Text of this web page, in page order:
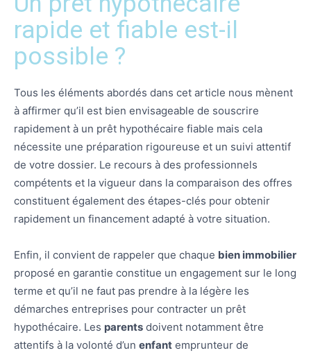
rapide et fiable est-il
possible ?
Tous les éléments abordés dans cet article nous mènent
à affirmer qu’il est bien envisageable de souscrire
rapidement à un prêt hypothécaire fiable mais cela
nécessite une préparation rigoureuse et un suivi attentif
de votre dossier. Le recours à des professionnels
compétents et la vigueur dans la comparaison des offres
constituent également des étapes-clés pour obtenir
rapidement un financement adapté à votre situation.
Enfin, il convient de rappeler que chaque bien immobilier
proposé en garantie constitue un engagement sur le long
terme et qu’il ne faut pas prendre à la légère les
démarches entreprises pour contracter un prêt
hypothécaire. Les parents doivent notamment être
attentifs à la volonté d’un enfant emprunteur de